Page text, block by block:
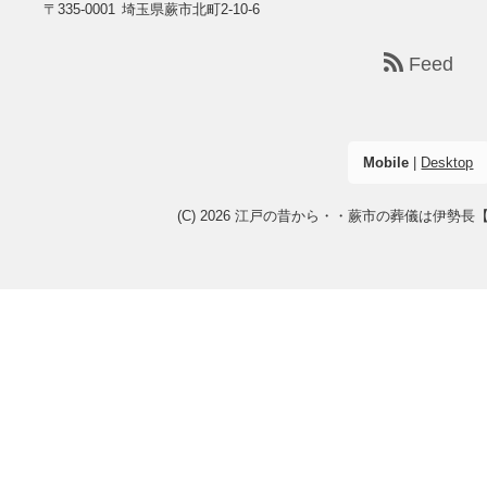
〒335-0001 埼玉県蕨市北町2-10-6
Feed
Mobile | Desktop
(C) 2026江戸の昔から・・蕨市の葬儀は伊勢長